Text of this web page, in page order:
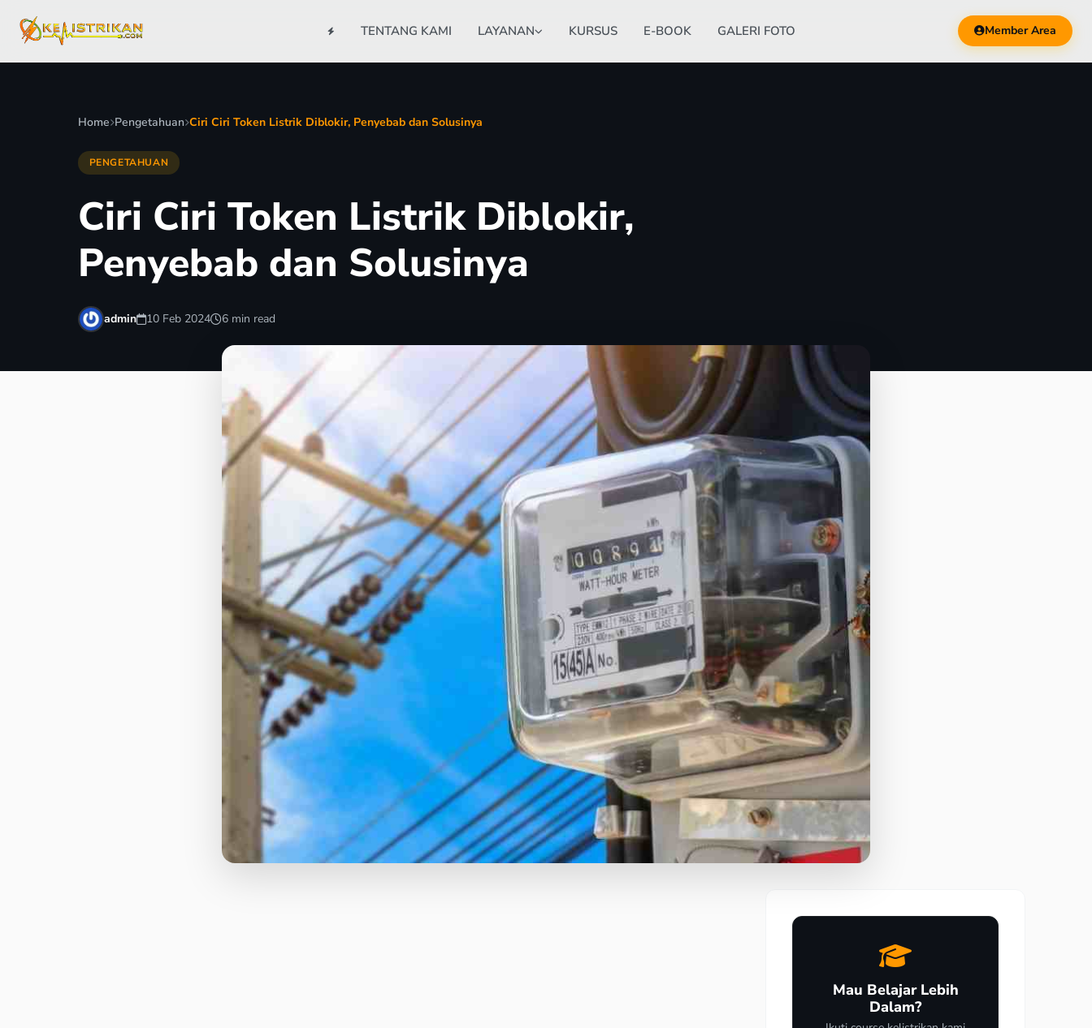
TENTANG KAMI LAYANAN KURSUS E-BOOK GALERI FOTO Member Area
Home Pengetahuan Ciri Ciri Token Listrik Diblokir, Penyebab dan Solusinya
PENGETAHUAN
Ciri Ciri Token Listrik Diblokir,
Penyebab dan Solusinya
admin 10 Feb 2024 6 min read
Mau Belajar Lebih
Dalam?